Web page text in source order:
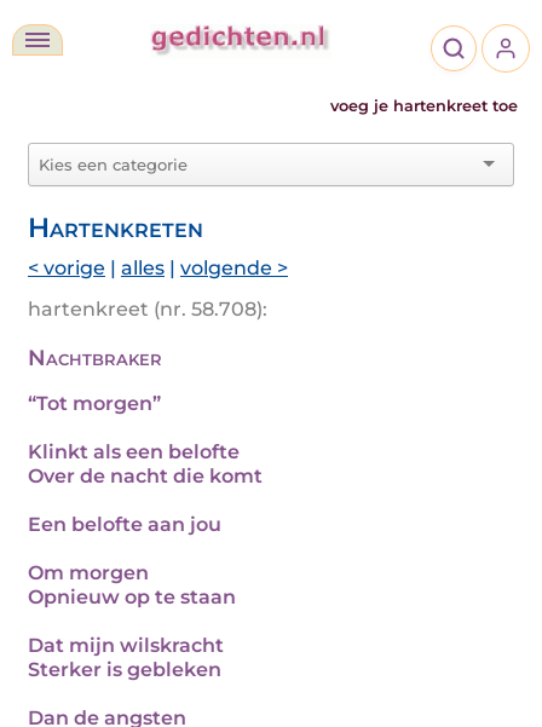
voeg je hartenkreet toe
Hartenkreten
< vorige | alles | volgende >
hartenkreet (nr. 58.708):
Nachtbraker
“Tot morgen”
Klinkt als een belofte
Over de nacht die komt
Een belofte aan jou
Om morgen
Opnieuw op te staan
Dat mijn wilskracht
Sterker is gebleken
Dan de angsten